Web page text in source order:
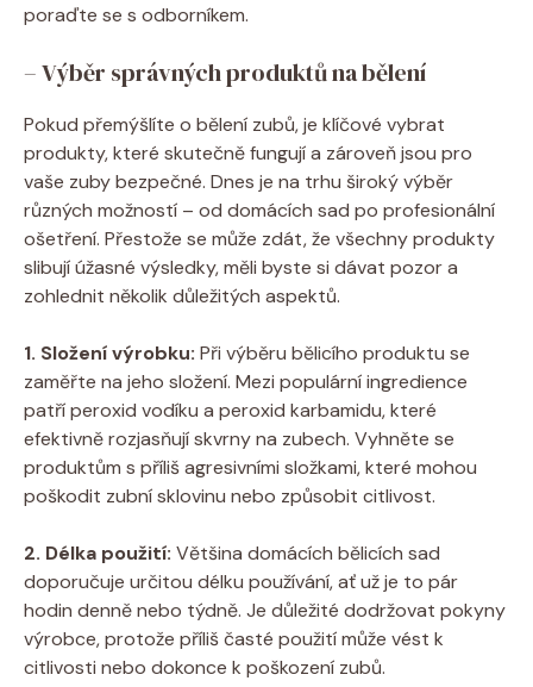
poraďte se s odborníkem.
– Výběr správných produktů na bělení
Pokud přemýšlíte o bělení zubů, je klíčové vybrat
produkty, které skutečně fungují a zároveň jsou pro
vaše zuby bezpečné. Dnes je na trhu široký výběr
různých možností – od domácích sad po profesionální
ošetření. Přestože se může zdát, že všechny produkty
slibují úžasné výsledky, měli byste si dávat pozor a
zohlednit několik důležitých aspektů.
1. Složení výrobku: Při výběru bělicího produktu se
zaměřte na jeho složení. Mezi populární ingredience
patří peroxid vodíku a peroxid karbamidu, které
efektivně rozjasňují skvrny na zubech. Vyhněte se
produktům s příliš agresivními složkami, které mohou
poškodit zubní sklovinu nebo způsobit citlivost.
2. Délka použití: Většina domácích bělicích sad
doporučuje určitou délku používání, ať už je to pár
hodin denně nebo týdně. Je důležité dodržovat pokyny
výrobce, protože příliš časté použití může vést k
citlivosti nebo dokonce k poškození zubů.